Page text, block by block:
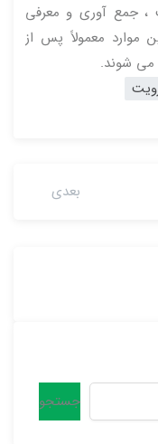
جمع آوری و معرفی
معمولاً پس از
می شوند.
بعدی
جستجو